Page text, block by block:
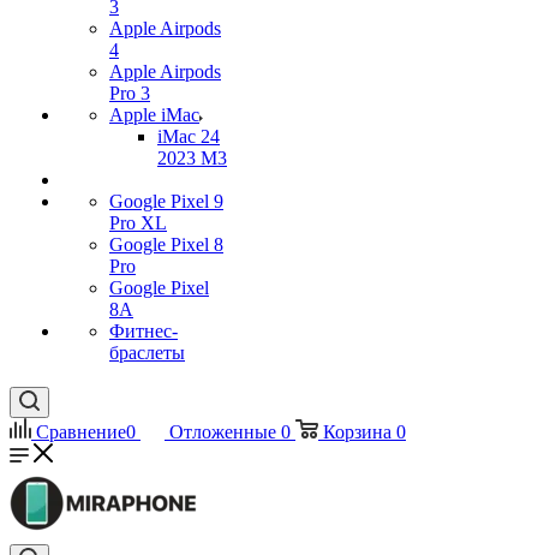
3
Apple Airpods
4
Apple Airpods
Pro 3
Apple iMac
iMac 24
2023 M3
Google Pixel 9
Pro XL
Google Pixel 8
Pro
Google Pixel
8A
Фитнес-
браслеты
Сравнение0 Отложенные 0 Корзина 0